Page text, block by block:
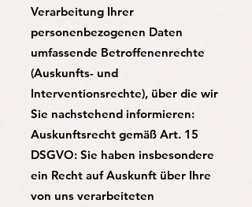
Verarbeitung Ihrer
personenbezogenen Daten
umfassende Betroffenenrechte
(Auskunfts- und
Interventionsrechte), über die wir
Sie nachstehend informieren:
Auskunftsrecht gemäß Art. 15
DSGVO: Sie haben insbesondere
ein Recht auf Auskunft über Ihre
von uns verarbeiteten